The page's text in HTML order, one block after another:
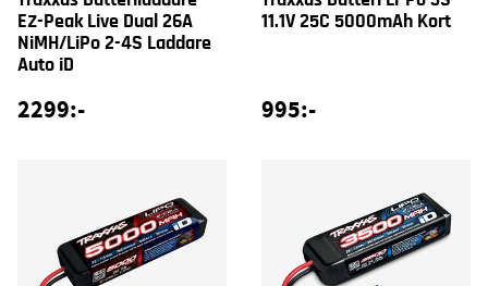
EZ-Peak Live Dual 26A
NiMH/LiPo 2-4S Laddare
Auto iD
2299:-
11.1V 25C 5000mAh Kort
995:-